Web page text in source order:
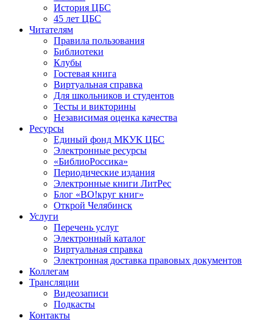
История ЦБС
45 лет ЦБС
Читателям
Правила пользования
Библиотеки
Клубы
Гостевая книга
Виртуальная справка
Для школьников и студентов
Тесты и викторины
Независимая оценка качества
Ресурсы
Единый фонд МКУК ЦБС
Электронные ресурсы
«БиблиоРоссика»
Периодические издания
Электронные книги ЛитРес
Блог «ВО!круг книг»
Открой Челябинск
Услуги
Перечень услуг
Электронный каталог
Виртуальная справка
Электронная доставка правовых документов
Коллегам
Трансляции
Видеозаписи
Подкасты
Контакты